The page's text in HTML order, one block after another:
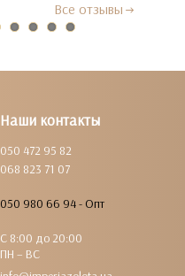
Все отзывы
Наши контакты
050 472 95 82
068 823 71 07
050 980 66 94 - Опт
С 8:00 до 20:00
ПН – ВС